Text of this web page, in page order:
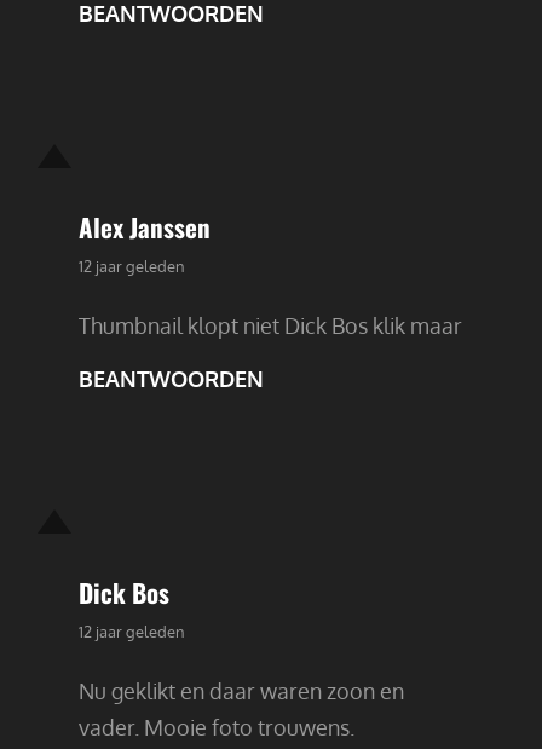
BEANTWOORDEN
Alex Janssen
zegt:
12 jaar geleden
Thumbnail klopt niet Dick Bos klik maar
BEANTWOORDEN
Dick Bos
zegt:
12 jaar geleden
Nu geklikt en daar waren zoon en
vader. Mooie foto trouwens.